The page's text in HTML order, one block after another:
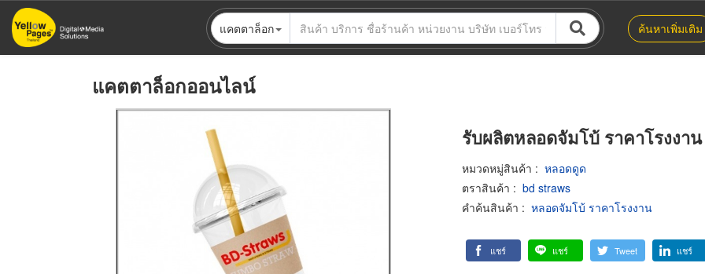
ข้าม
ไป
แคตตาล็อก ค้นหาเพิ่มเติม
แคตตาล็อกออนไลน์
รับผลิตหลอดจัมโบ้ ราคาโรงงาน
หมวดหมู่สินค้า : หลอดดูด
ตราสินค้า : bd straws
คำค้นสินค้า : หลอดจัมโบ้ ราคาโรงงาน
แชร์ แชร์ Tweet แชร์